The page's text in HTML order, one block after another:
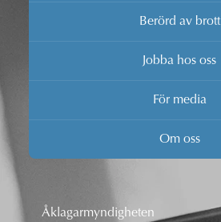
Berörd av brott
Jobba hos oss
För media
Om oss
Åklagarmyndigheten